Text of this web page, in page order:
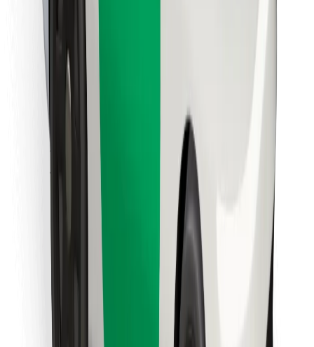
წესები და პირობები
Cookies
უსაფრთხოება
გადმოწერე Bolt
იპოვე შენი საყვარელი კერძები!
გადმოწერე Bolt Food